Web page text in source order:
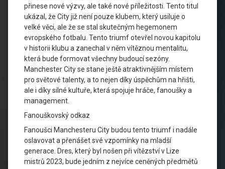
přinese nové výzvy, ale také nové příležitosti. Tento titul
ukázal, že City již není pouze klubem, který usiluje o
velké věci, ale že se stal skutečným hegemonem
evropského fotbalu. Tento triumf otevřel novou kapitolu
v historii klubu a zanechal v něm vítěznou mentalitu,
která bude formovat všechny budoucí sezóny.
Manchester City se stane ještě atraktivnějším místem
pro světové talenty, a to nejen díky úspěchům na hřišti,
ale i díky silné kultuře, která spojuje hráče, fanoušky a
management.
Fanouškovský odkaz
Fanoušci Manchesteru City budou tento triumf i nadále
oslavovat a přenášet své vzpomínky na mladší
generace. Dres, který byl nošen při vítězství v Lize
mistrů 2023, bude jedním z nejvíce ceněných předmětů